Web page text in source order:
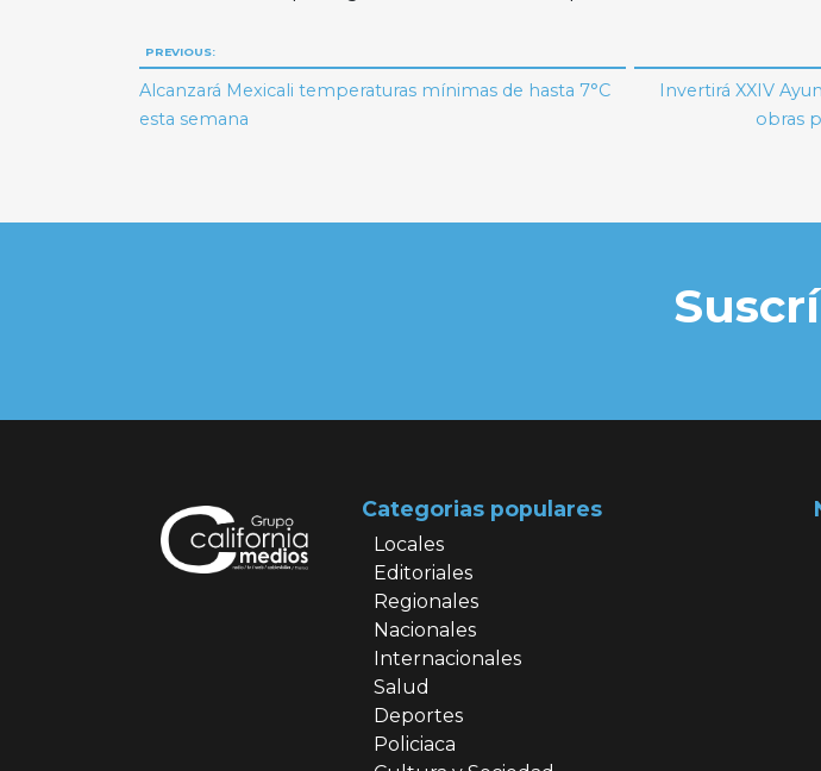
Navegación
de
PREVIOUS:
Alcanzará Mexicali temperaturas mínimas de hasta 7°C
esta semana
Invertirá XXIV
obras
Categorias populares
Locales
Editoriales
Regionales
Nacionales
Internacionales
Salud
Deportes
Policiaca